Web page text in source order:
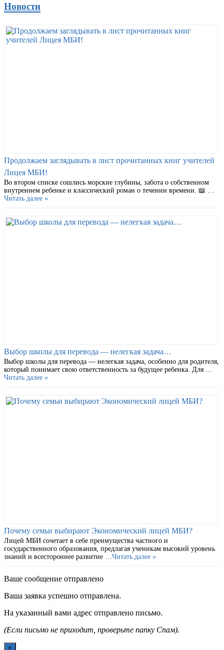
Новости
Продолжаем заглядывать в лист прочитанных книг учителей
Лицея МБИ!
Во втором списке сошлись морские глубины, забота о собственном
внутреннем ребенке и классический роман о течении времени. 📖 …
Читать далее »
Выбор школы для перевода — нелегкая задача…
Выбор школы для перевода — нелегкая задача, особенно для родителя,
который понимает свою ответственность за будущее ребенка. Для …
Читать далее »
Почему семьи выбирают Экономический лицей МБИ?
Лицей МБИ сочетает в себе преимущества частного и
государственного образования, предлагая ученикам высокий уровень
знаний и всестороннее развитие …Читать далее »
Ваше сообщение отправлено
Ваша заявка успешно отправлена.
На указанный вами адрес отправлено письмо.
(Если письмо не приходит, проверьте папку Спам).
×